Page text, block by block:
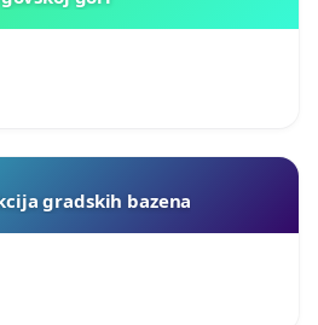
gradskih bazena